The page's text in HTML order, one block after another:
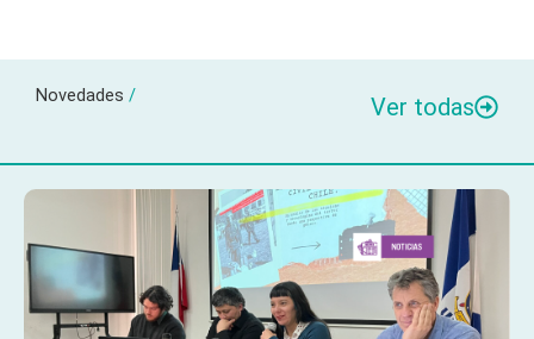
Novedades / Ver todas